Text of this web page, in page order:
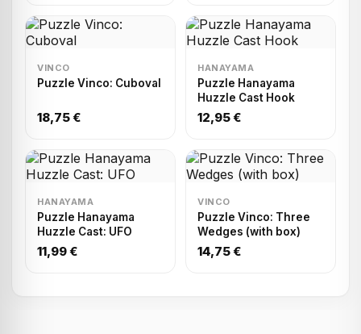
VINCO
Puzzle Vinco: Cuboval
18,75 €
HANAYAMA
Puzzle Hanayama
Huzzle Cast Hook
12,95 €
HANAYAMA
Puzzle Hanayama
Huzzle Cast: UFO
11,99 €
VINCO
Puzzle Vinco: Three
Wedges (with box)
14,75 €